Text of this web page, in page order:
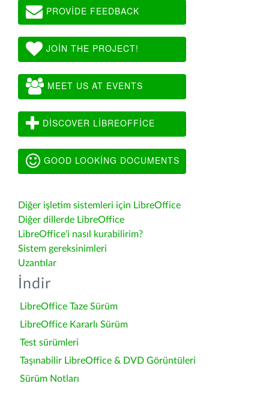
PROVIDE FEEDBACK
JOIN THE PROJECT!
MEET US AT EVENTS
DISCOVER LIBREOFFICE
GOOD LOOKING DOCUMENTS
Diğer işletim sistemleri için LibreOffice
Diğer dillerde LibreOffice
LibreOffice'i nasıl kurabilirim?
Sistem gereksinimleri
Uzantılar
İndir
LibreOffice Taze Sürüm
LibreOffice Kararlı Sürüm
Test sürümleri
Taşınabilir LibreOffice & DVD Görüntüleri
Sürüm Notları